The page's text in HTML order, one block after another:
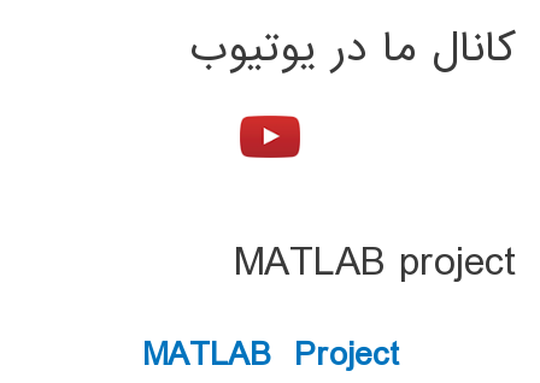
کانال ما در یوتیوب
MATLAB project
MATLAB Project